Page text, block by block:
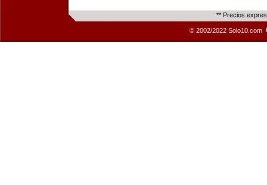
** Precios
© 2002/2022 Solo10.com